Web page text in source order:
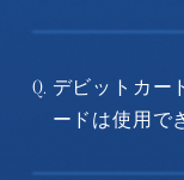
Q. デビットカー
ードは使用で